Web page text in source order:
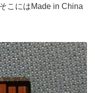
こにはMade in China